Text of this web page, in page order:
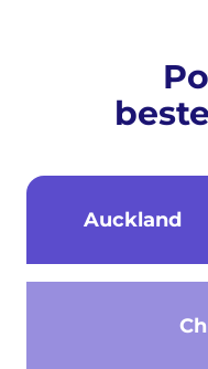
Auckland